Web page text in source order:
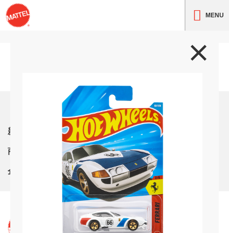
MENU
新着情報
商品紹介
企業情報
サイト利用条件
プライバシーポリシー